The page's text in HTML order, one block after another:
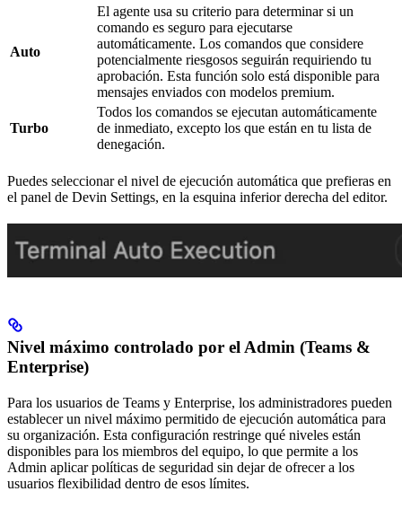
Auto
El agente usa su criterio para determinar si un
comando es seguro para ejecutarse
automáticamente. Los comandos que considere
potencialmente riesgosos seguirán requiriendo tu
aprobación. Esta función solo está disponible para
mensajes enviados con modelos premium.
Turbo
Todos los comandos se ejecutan automáticamente
de inmediato, excepto los que están en tu lista de
denegación.
Puedes seleccionar el nivel de ejecución automática que prefieras en
el panel de Devin Settings, en la esquina inferior derecha del editor.
Nivel máximo controlado por el Admin (Teams &
Enterprise)
Para los usuarios de Teams y Enterprise, los administradores pueden
establecer un nivel máximo permitido de ejecución automática para
su organización. Esta configuración restringe qué niveles están
disponibles para los miembros del equipo, lo que permite a los
Admin aplicar políticas de seguridad sin dejar de ofrecer a los
usuarios flexibilidad dentro de esos límites.